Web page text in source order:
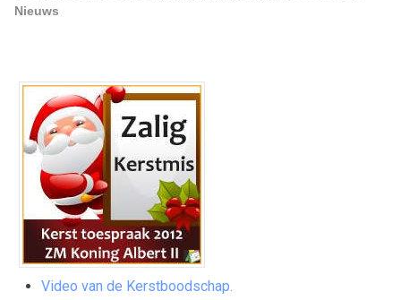
Nieuws
Video van de Kerstboodschap.